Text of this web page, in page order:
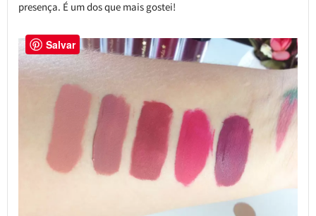
presença. É um dos que mais gostei!
Salvar